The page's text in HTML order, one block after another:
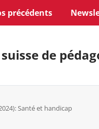
précédents
de
Santé et handicap